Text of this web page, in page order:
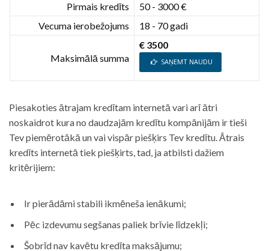
Pirmais kredīts
50 - 3000 €
Vecuma ierobežojums
18 - 70 gadi
Maksimālā summa
€ 3500
SAŅEMT NAUDU
Piesakoties ātrajam kredītam internetā vari arī ātri
noskaidrot kura no daudzajām kredītu kompānijām ir tieši
Tev piemērotākā un vai vispār piešķirs Tev kredītu. Ātrais
kredīts internetā tiek piešķirts, tad, ja atbilsti dažiem
kritērijiem:
Ir pierādāmi stabili ikmēneša ienākumi;
Pēc izdevumu segšanas paliek brīvie līdzekļi;
Šobrīd nav kavētu kredīta maksājumu;